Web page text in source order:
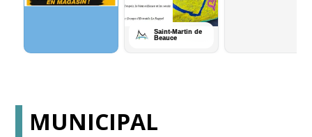
MUNICIPAL